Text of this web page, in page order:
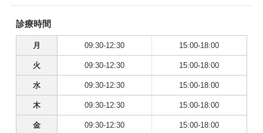
診療時間
月 09:30-12:30 15:00-18:00
火 09:30-12:30 15:00-18:00
水 09:30-12:30 15:00-18:00
木 09:30-12:30 15:00-18:00
金 09:30-12:30 15:00-18:00